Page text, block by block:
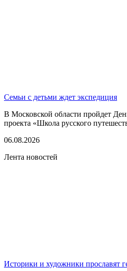
Семьи с детьми ждет экспедиция
В Московской области пройдет
проекта «Школа русского
06.08.2026
Лента новостей
Историки и художники прославят